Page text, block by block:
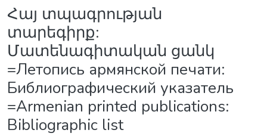
Հայ տպագրության
տարեգիրք:
Մատենագիտական ցանկ
=Летопись армянской печати:
Библиографический указатель
=Armenian printed publications:
Bibliographic list